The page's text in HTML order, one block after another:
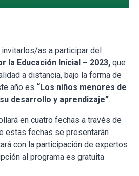
as a participar del
la Educación Inicial – 2023, que
a distancia, bajo la forma de
año es “Los niños menores de
desarrollo y aprendizaje”.
en cuatro fechas a través de
estas fechas se presentarán
con la participación de expertos
al programa es gratuita